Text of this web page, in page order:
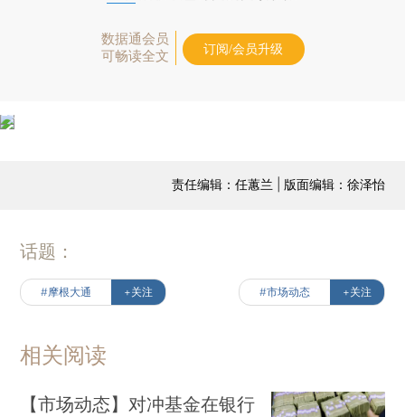
数据通会员
可畅读全文
订阅/会员升级
责任编辑：任蕙兰 | 版面编辑：徐泽怡
话题：
#摩根大通 +关注 #市场动态 +关注
相关阅读
【市场动态】对冲基金在银行